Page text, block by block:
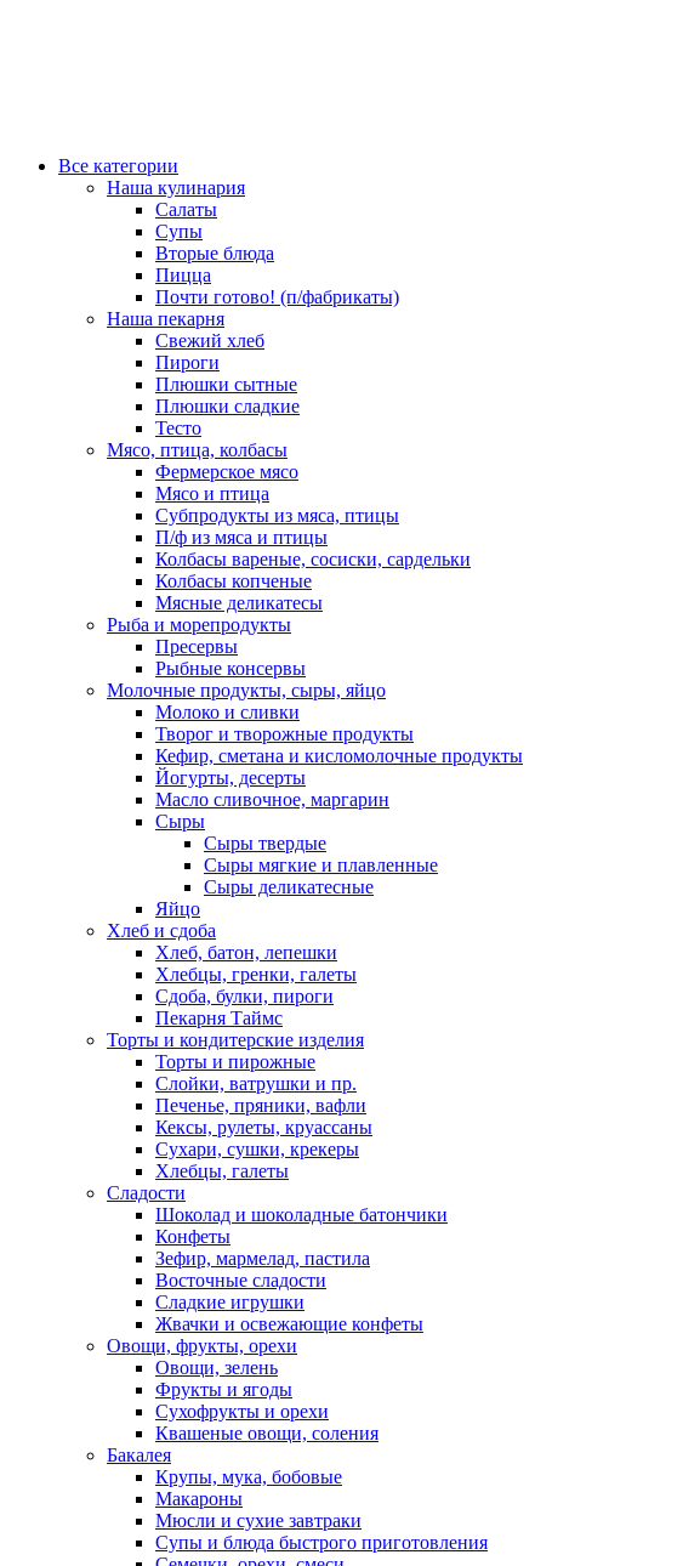
Все категории
Наша кулинария
Салаты
Супы
Вторые блюда
Пицца
Почти готово! (п/фабрикаты)
Наша пекарня
Свежий хлеб
Пироги
Плюшки сытные
Плюшки сладкие
Тесто
Мясо, птица, колбасы
Фермерское мясо
Мясо и птица
Субпродукты из мяса, птицы
П/ф из мяса и птицы
Колбасы вареные, сосиски, сардельки
Колбасы копченые
Мясные деликатесы
Рыба и морепродукты
Пресервы
Рыбные консервы
Молочные продукты, сыры, яйцо
Молоко и сливки
Творог и творожные продукты
Кефир, сметана и кисломолочные продукты
Йогурты, десерты
Масло сливочное, маргарин
Сыры
Сыры твердые
Сыры мягкие и плавленные
Сыры деликатесные
Яйцо
Хлеб и сдоба
Хлеб, батон, лепешки
Хлебцы, гренки, галеты
Сдоба, булки, пироги
Пекарня Таймс
Торты и кондитерские изделия
Торты и пирожные
Слойки, ватрушки и пр.
Печенье, пряники, вафли
Кексы, рулеты, круассаны
Сухари, сушки, крекеры
Хлебцы, галеты
Сладости
Шоколад и шоколадные батончики
Конфеты
Зефир, мармелад, пастила
Восточные сладости
Сладкие игрушки
Жвачки и освежающие конфеты
Овощи, фрукты, орехи
Овощи, зелень
Фрукты и ягоды
Сухофрукты и орехи
Квашеные овощи, соления
Бакалея
Крупы, мука, бобовые
Макароны
Мюсли и сухие завтраки
Супы и блюда быстрого приготовления